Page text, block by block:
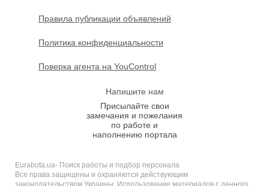
Правила публикации объявлений
Политика конфиденциальности
Поверка агента на YouControl
Напишите нам
Присылайте свои
замечания и пожелания
по работе и
наполнению портала
Eurabota.ua- Поиск работы и подбор персонала
Все права защищены и охраняются действующим
законодательством Украины. Использование материалов с данного